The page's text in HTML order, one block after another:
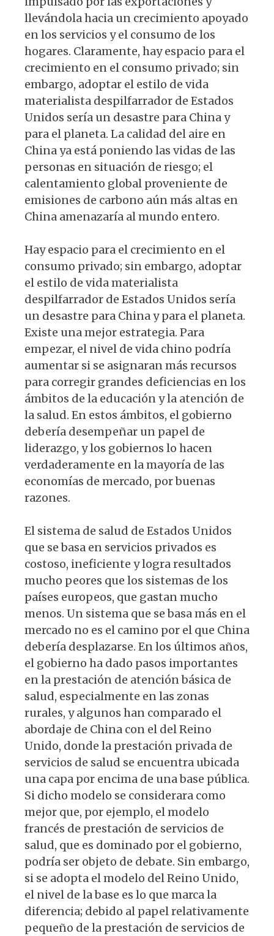
llevándola hacia un crecimiento apoyado
en los servicios y el consumo de los
hogares. Claramente, hay espacio para el
crecimiento en el consumo privado; sin
embargo, adoptar el estilo de vida
materialista despilfarrador de Estados
Unidos sería un desastre para China y
para el planeta. La calidad del aire en
China ya está poniendo las vidas de las
personas en situación de riesgo; el
calentamiento global proveniente de
emisiones de carbono aún más altas en
China amenazaría al mundo entero.
Hay espacio para el crecimiento en el
consumo privado; sin embargo, adoptar
el estilo de vida materialista
despilfarrador de Estados Unidos sería
un desastre para China y para el planeta.
Existe una mejor estrategia. Para
empezar, el nivel de vida chino podría
aumentar si se asignaran más recursos
para corregir grandes deficiencias en los
ámbitos de la educación y la atención de
la salud. En estos ámbitos, el gobierno
debería desempeñar un papel de
liderazgo, y los gobiernos lo hacen
verdaderamente en la mayoría de las
economías de mercado, por buenas
razones.
El sistema de salud de Estados Unidos
que se basa en servicios privados es
costoso, ineficiente y logra resultados
mucho peores que los sistemas de los
países europeos, que gastan mucho
menos. Un sistema que se basa más en el
mercado no es el camino por el que China
debería desplazarse. En los últimos años,
el gobierno ha dado pasos importantes
en la prestación de atención básica de
salud, especialmente en las zonas
rurales, y algunos han comparado el
abordaje de China con el del Reino
Unido, donde la prestación privada de
servicios de salud se encuentra ubicada
una capa por encima de una base pública.
Si dicho modelo se considerara como
mejor que, por ejemplo, el modelo
francés de prestación de servicios de
salud, que es dominado por el gobierno,
podría ser objeto de debate. Sin embargo,
si se adopta el modelo del Reino Unido,
el nivel de la base es lo que marca la
diferencia; debido al papel relativamente
pequeño de la prestación de servicios de